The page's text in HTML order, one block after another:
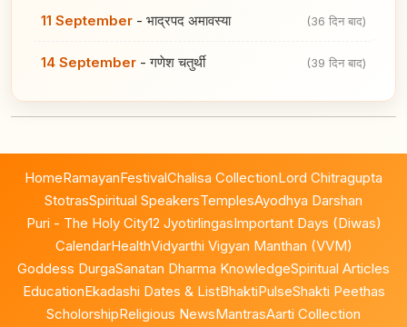
11 September - भाद्रपद अमावस्या (36 दिन बाद)
14 September -गणेश चतुर्थी (39 दिन बाद)
HomeRamayanFestivalChalisa CollectionLord Chitragupta
StotrasSpiritual SpeakersTemplesAyodhya Darshan
Puri - The Holy City12 JyotirlingasImportant Days (Diwas)
CalendarHealthVidyarthi Vigyan Manthan (VVM)
Goddess DurgaSanatan Dharma KnowledgeSpiritual Articles
EducationEkadashi Dates & ListBhaktiPulseShakti Peethas
ScholorshipReligious NewsMantrasAarti Collection